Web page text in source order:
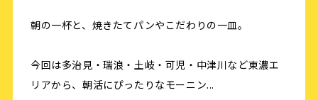
朝の一杯と、焼きたてパンやこだわりの一皿。
今回は多治見・瑞浪・土岐・可児・中津川など東濃エ
リアから、朝活にぴったりなモーニン...